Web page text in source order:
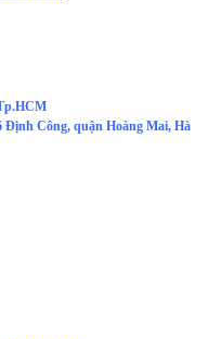
Định Công, quận Hoàng Mai, Hà